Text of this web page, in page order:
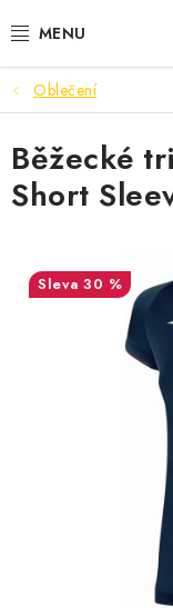
na
BOTY PÁNSKÉ
BOTY DÁMSKÉ
PÁNSKÉ OBLEČENÍ
DÁMSKÉ OBLEČENÍ
DÁRKOVÉ POUKAZY
Oblečení
Běžecké
Short
30 %